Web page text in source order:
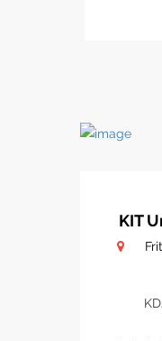
KIT